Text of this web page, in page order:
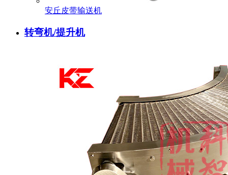
安丘皮带输送机
转弯机/提升机